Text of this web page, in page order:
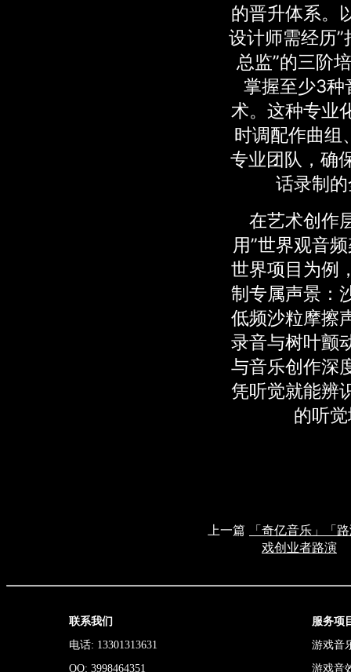
的晋升体系。
设计师需经历
总监”的三阶
掌握至少3种
术。这种专业
时调配作曲组
专业团队，确
话录制
在艺术创作
用”世界观音
世界项目为例
制专属声景：
低频沙粒摩擦
录音与树叶颤
与音乐创作深
凭听觉就能辨
的听
上一篇
「奇亿音乐」「
戏创业者路演
联系我们
电话: 13301313631
QQ: 3998464351
服务项
游戏音
游戏音